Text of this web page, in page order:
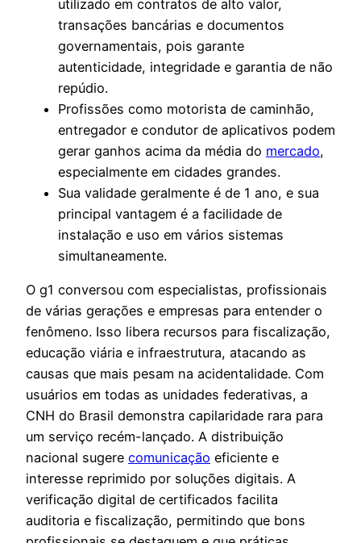
utilizado em contratos de alto valor,
transações bancárias e documentos
governamentais, pois garante
autenticidade, integridade e garantia de não
repúdio.
Profissões como motorista de caminhão,
entregador e condutor de aplicativos podem
gerar ganhos acima da média do mercado,
especialmente em cidades grandes.
Sua validade geralmente é de 1 ano, e sua
principal vantagem é a facilidade de
instalação e uso em vários sistemas
simultaneamente.
O g1 conversou com especialistas, profissionais
de várias gerações e empresas para entender o
fenômeno. Isso libera recursos para fiscalização,
educação viária e infraestrutura, atacando as
causas que mais pesam na acidentalidade. Com
usuários em todas as unidades federativas, a
CNH do Brasil demonstra capilaridade rara para
um serviço recém-lançado. A distribuição
nacional sugere comunicação eficiente e
interesse reprimido por soluções digitais. A
verificação digital de certificados facilita
auditoria e fiscalização, permitindo que bons